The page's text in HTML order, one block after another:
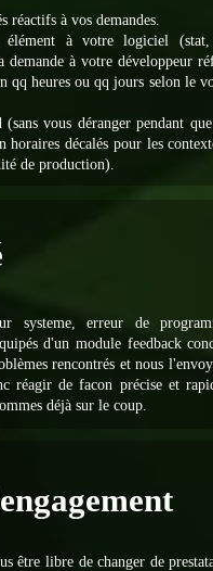
réactifs à vos demandes.
à votre logiciel
à votre développeur
qq heures ou qq jours selon le
vous déranger pendant
horaires décalés pour les
de production).
systeme, erreur de
d'un module feedback
rencontrés et nous
réagir de facon précise et
déjà sur le coup.
être libre de changer de